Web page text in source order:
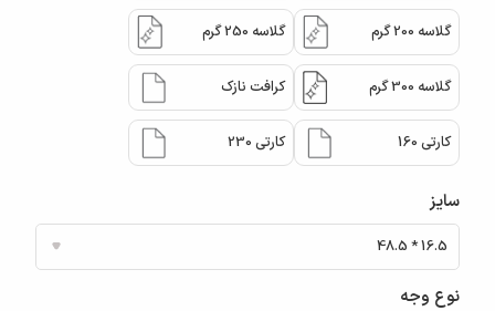
گلاسه 200 گرم گلاسه 250 گرم
گلاسه 300 گرم کرافت نازک
کارتی 160 کارتی 230
سایز
نوع وجه